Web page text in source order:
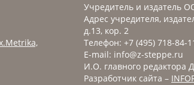
Учредитель и издатель
Адрес учредителя,
д.13, кор. 2
Телефон: +7 (495) 718-84-
E-mail: info@z-steppe.ru
И.О. главного редактора
Разработчик сайта –